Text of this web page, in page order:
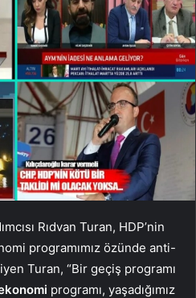
Rıdvan Turan, HDP’nin
programımız özünde anti-
Turan, “Bir geçiş programı
programı, yaşadığımız